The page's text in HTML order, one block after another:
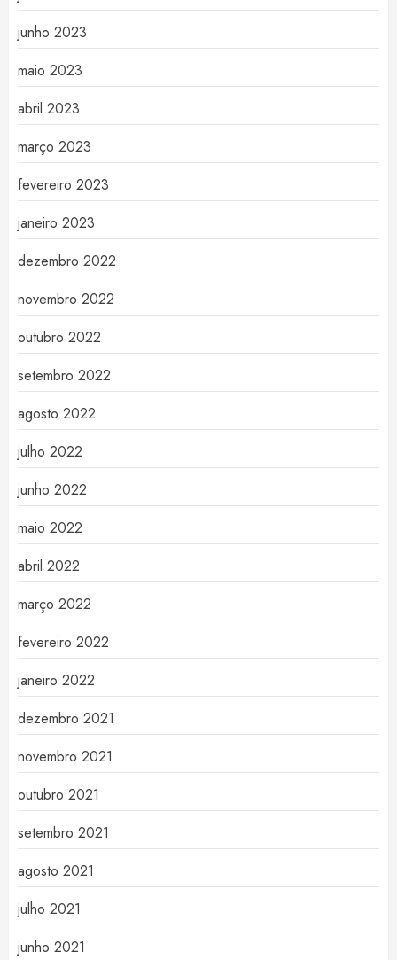
junho 2023
maio 2023
abril 2023
março 2023
fevereiro 2023
janeiro 2023
dezembro 2022
novembro 2022
outubro 2022
setembro 2022
agosto 2022
julho 2022
junho 2022
maio 2022
abril 2022
março 2022
fevereiro 2022
janeiro 2022
dezembro 2021
novembro 2021
outubro 2021
setembro 2021
agosto 2021
julho 2021
junho 2021